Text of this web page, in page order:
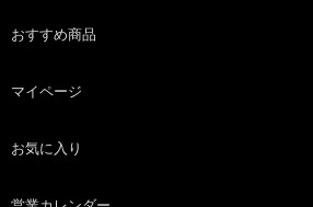
おすすめ商品
マイページ
お気に入り